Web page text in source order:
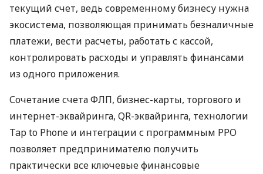
текущий счет, ведь современному бизнесу нужна
экосистема, позволяющая принимать безналичные
платежи, вести расчеты, работать с кассой,
контролировать расходы и управлять финансами
из одного приложения.
Сочетание счета ФЛП, бизнес-карты, торгового и
интернет-эквайринга, QR-эквайринга, технологии
Tap to Phone и интеграции с программным РРО
позволяет предпринимателю получить
практически все ключевые финансовые